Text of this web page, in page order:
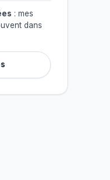
: mes
dans